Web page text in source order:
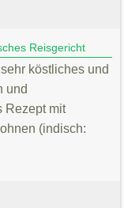
Reisgericht
köstliches und
und
Rezept mit
(indisch: